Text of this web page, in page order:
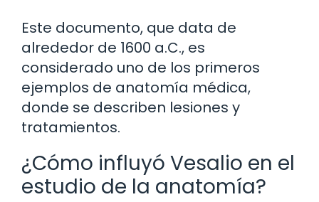
Este documento, que data de
alrededor de 1600 a.C., es
considerado uno de los primeros
ejemplos de anatomía médica,
donde se describen lesiones y
tratamientos.
¿Cómo influyó Vesalio en el
estudio de la anatomía?